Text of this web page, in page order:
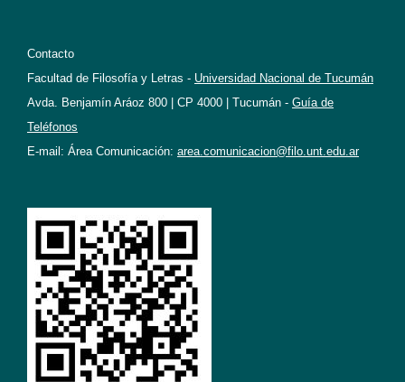
Contacto
Facultad de Filosofía y Letras - Universidad Nacional de Tucumán
Avda. Benjamín Aráoz 800 | CP 4000 | Tucumán - Guía de
Teléfonos
E-mail: Área Comunicación: area.comunicacion@filo.unt.edu.ar